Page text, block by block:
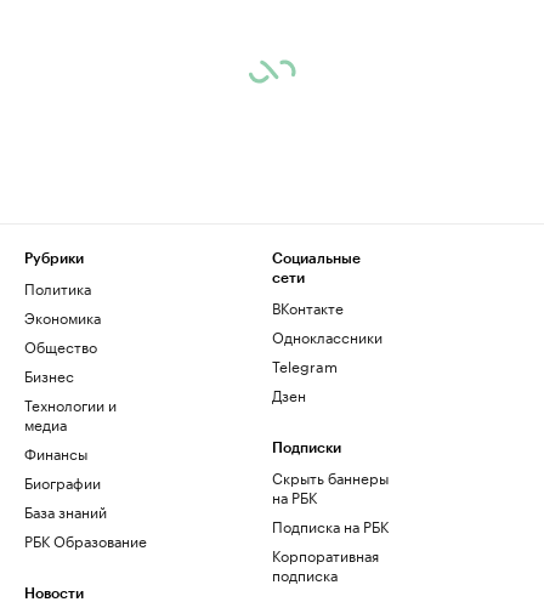
Рубрики
Политика
Экономика
Общество
Бизнес
Технологии и
медиа
Финансы
Биографии
База знаний
РБК Образование
Новости
Социальные
сети
ВКонтакте
Одноклассники
Telegram
Дзен
Подписки
Скрыть баннеры
на РБК
Подписка на РБК
Корпоративная
подписка